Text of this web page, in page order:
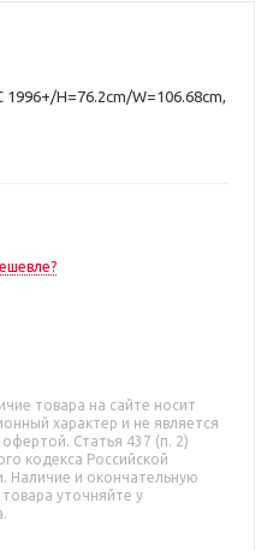
H=76.2cm/W=106.68cm,
товара на сайте носит
характер и не является
Статья 437 (п. 2)
кодекса Российской
Наличие и окончательную
уточняйте у